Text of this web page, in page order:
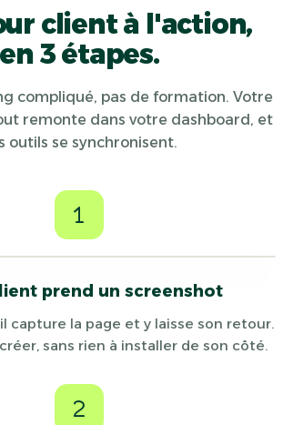
client à l'action,
en 3 étapes.
compliqué, pas de formation. Votre
remonte dans votre dashboard, et
outils se synchronisent.
1
prend un screenshot
capture la page et y laisse son retour.
sans rien à installer de son côté.
2